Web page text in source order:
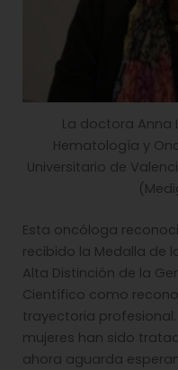
La doctora Anna
Hematología y
Universitario de
Esta oncóloga
recibido la Medalla de
Alta Distinción de la
Científico como
trayectoria profesional.
mujeres han sido
ahora aguarda